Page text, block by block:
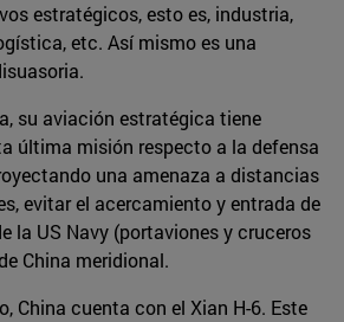
estratégicos, esto es, industria,
etc. Así mismo es una
su aviación estratégica tiene
última misión respecto a la defensa
una amenaza a distancias
evitar el acercamiento y entrada de
la US Navy (portaviones y cruceros
China meridional.
China cuenta con el Xian H-6. Este